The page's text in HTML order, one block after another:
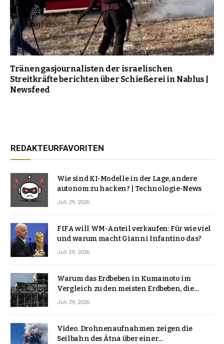
Tränengasjournalisten der israelischen
Streitkräfte berichten über Schießerei in Nablus |
Newsfeed
REDAKTEURFAVORITEN
Wie sind KI-Modelle in der Lage, andere
autonom zu hacken? | Technologie-News
Juli 29, 2026
FIFA will WM-Anteil verkaufen: Für wie viel
und warum macht Gianni Infantino das?
Juli 29, 2026
Warum das Erdbeben in Kumamoto im
Vergleich zu den meisten Erdbeben, die
Japan erschütterten, ungewöhnlich ist
Juli 29, 2026
Video. Drohnenaufnahmen zeigen die
Seilbahn des Ätna über einer